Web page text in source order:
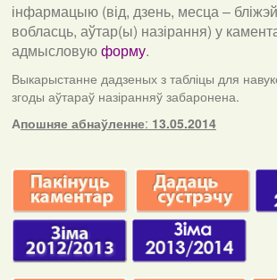
інфармацыю (від, дзень, месца –
вобласць, аўтар(ы) назірання) у
адмысловуюформу.
Выкарыстанне дадзеных з табліцы для
згоды аўтараў назіранняў забаронена.
Апошняе абнаўленне: 13.05.2014